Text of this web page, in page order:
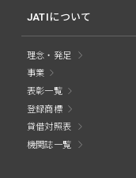
JATIについて
理念・発足
事業
表彰一覧
登録商標
貸借対照表
機関誌一覧